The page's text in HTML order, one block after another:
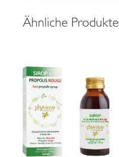
Ähnliche Produkte